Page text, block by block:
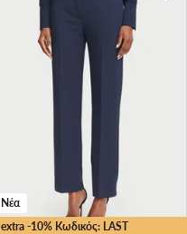
extra -10% Κωδικός: LAST
Νέα